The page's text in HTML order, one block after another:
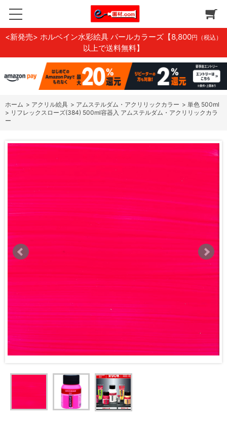
<新発売> ホルベイン水彩絵具 パールカラーズ 【8,800円（税込）
以上で送料無料】
ホーム > アクリル絵具 > アムステルダム・アクリリックカラー > 単色 500ml
> リフレックスローズ(384) 500ml容器入 アムステルダム・アクリリックカラ
ー